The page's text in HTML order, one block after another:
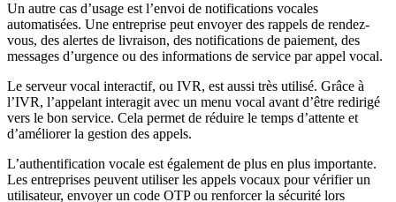
Un autre cas d’usage est l’envoi de notifications vocales
automatisées. Une entreprise peut envoyer des rappels de rendez-
vous, des alertes de livraison, des notifications de paiement, des
messages d’urgence ou des informations de service par appel vocal.
Le serveur vocal interactif, ou IVR, est aussi très utilisé. Grâce à
l’IVR, l’appelant interagit avec un menu vocal avant d’être redirigé
vers le bon service. Cela permet de réduire le temps d’attente et
d’améliorer la gestion des appels.
L’authentification vocale est également de plus en plus importante.
Les entreprises peuvent utiliser les appels vocaux pour vérifier un
utilisateur, envoyer un code OTP ou renforcer la sécurité lors